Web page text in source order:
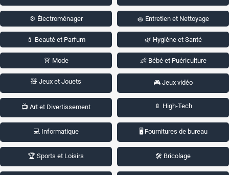
⚙️ Électroménager 🧽 Entretien et Nettoyage
💄 Beauté et Parfum 🌿 Hygiène et Santé
👗 Mode 👶 Bébé et Puériculture
🧸 Jeux et Jouets 🎮 Jeux vidéo
📺 Art et Divertissement 📱 High-Tech
💻 Informatique 🖥️ Fournitures de bureau
🏆 Sports et Loisirs 🛠️ Bricolage